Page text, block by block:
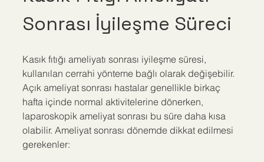
Sonrası İyileşme Süreci
Kasık fıtığı ameliyatı sonrası iyileşme süresi,
kullanılan cerrahi yönteme bağlı olarak değişebilir.
Açık ameliyat sonrası hastalar genellikle birkaç
hafta içinde normal aktivitelerine dönerken,
laparoskopik ameliyat sonrası bu süre daha kısa
olabilir. Ameliyat sonrası dönemde dikkat edilmesi
gerekenler: